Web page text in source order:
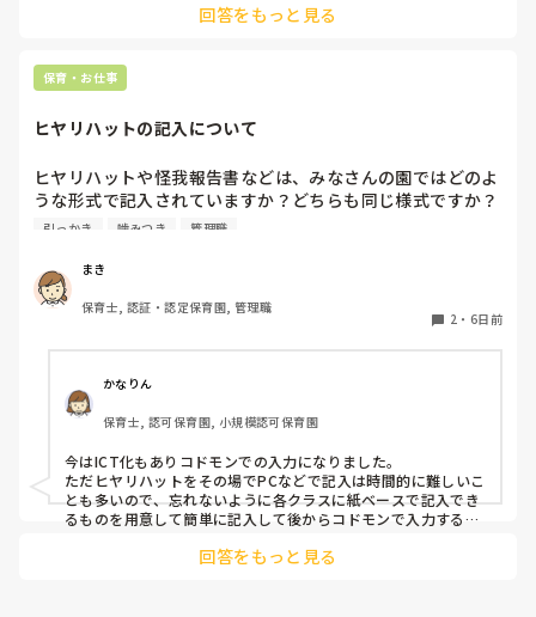
うちも要支援児が数名おり、朝の集まりで立って歌を歌うのに
立ちましょうの合図で立つかどうかはそれぞれで、したくない
という子どもは今はうたの時間だから立たなくてもいいから座
り回る子どもは減りました。
いですよね。。
要支援児とも関係が出来、私といることが安全基地と思ってく
れと、自分のもとに帰ってきてくれるので、少し落ち着いたか
とも思います。
手が足りないですよね。
メンタルやられないようにリフレッシュしながら頑張りましょ
うね。
回答をもっと見る
保育・お仕事
ヒヤリハットの記入について
ヒヤリハットや怪我報告書などは、みなさんの園ではどのよ
うな形式で記入されていますか？どちらも同じ様式ですか？
園の経営者が変わったため、様式を変える…みたいになって
引っかき 噛みつき 管理職
まき
保育士, 認証・認定保育園, 管理職
2 ・ 6日前
かなりん
保育士, 認可保育園, 小規模認可保育園
今はICT化もありコドモンでの入力になりました。
ただヒヤリハットをその場でPCなどで記入は時間的に難しいこ
とも多いので、忘れないように各クラスに紙ベースで記入でき
るものを用意して簡単に記入して後からコドモンで入力するよ
回答をもっと見る